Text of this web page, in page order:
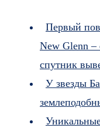
Первый
New Glenn –
спутник
У звезды